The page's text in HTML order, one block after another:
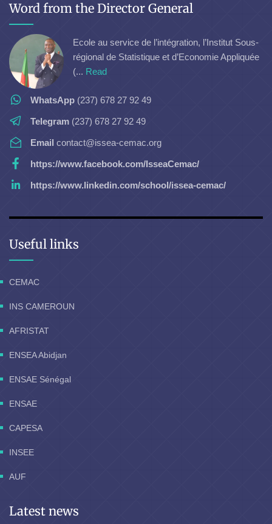
Word from the Director General
Ecole au service de l’intégration, l’Institut Sous-
régional de Statistique et d’Economie Appliquée
(... Read
WhatsApp (237) 678 27 92 49
Telegram (237) 678 27 92 49
Email contact@issea-cemac.org
https://www.facebook.com/IsseaCemac/
https://www.linkedin.com/school/issea-cemac/
Useful links
CEMAC
INS CAMEROUN
AFRISTAT
ENSEA Abidjan
ENSAE Sénégal
ENSAE
CAPESA
INSEE
AUF
Latest news